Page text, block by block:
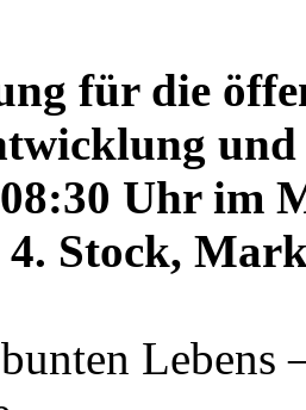
für die
und
Uhr im
4. Stock,
Lebens